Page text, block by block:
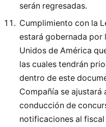
serán regresadas.
Cumplimiento con la
estará gobernada por
Unidos de América
las cuales tendrán
dentro de este
Compañía se ajustará
conducción de
notificaciones al